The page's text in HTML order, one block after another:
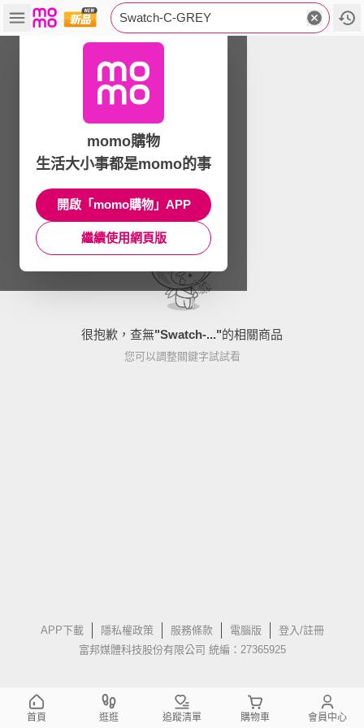
Swatch-C-GREY
很抱歉，查無"Swatch-..."的相關商品
您可以調整關鍵字試試看
APP下載 隱私權政策 服務條款 電腦版
登入/註冊
富邦媒體科技股份有限公司 統編：27365925
momo購物
生活大小事都是momo的事
開啟「momo購物」APP
繼續使用網頁版
首頁 逛逛 追蹤清單 購物車 會員中心